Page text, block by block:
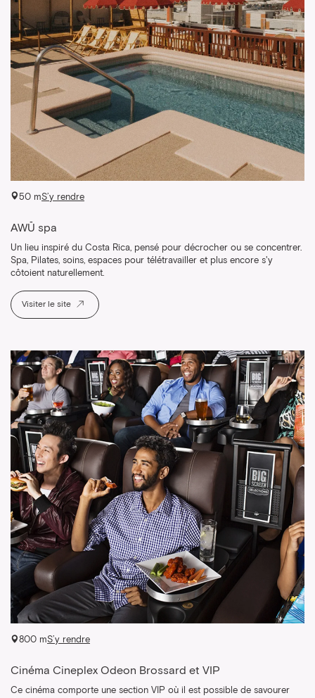
50 mS’y rendre
AWŪ spa
Un lieu inspiré du Costa Rica, pensé pour décrocher ou se concentrer.
Spa, Pilates, soins, espaces pour télétravailler et plus encore s'y
côtoient naturellement.
Visiter le site
800 mS’y rendre
Cinéma Cineplex Odeon Brossard et VIP
Ce cinéma comporte une section VIP où il est possible de savourer